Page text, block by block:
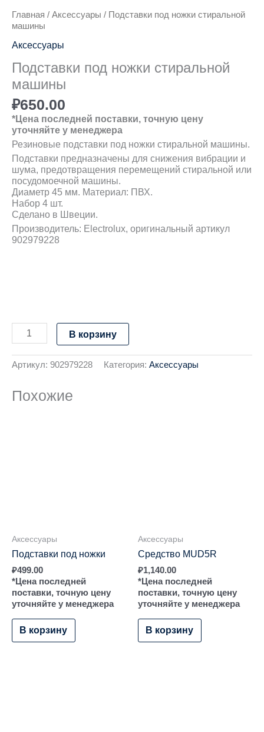
Главная / Аксессуары / Подставки под ножки стиральной
машины
Аксессуары
Подставки под ножки стиральной
машины
₽650.00
*Цена последней поставки, точную цену
уточняйте у менеджера
Резиновые подставки под ножки стиральной машины.
Подставки предназначены для снижения вибрации и
шума, предотвращения перемещений стиральной или
посудомоечной машины.
Диаметр 45 мм. Материал: ПВХ.
Набор 4 шт.
Сделано в Швеции.
Производитель: Electrolux, оригинальный артикул
902979228
В корзину
Артикул: 902979228 Категория: Аксессуары
Похожие
Аксессуары
Подставки под ножки
₽499.00
*Цена последней
поставки, точную цену
уточняйте у менеджера
В корзину
Аксессуары
Средство MUD5R
₽1,140.00
*Цена последней
поставки, точную цену
уточняйте у менеджера
В корзину